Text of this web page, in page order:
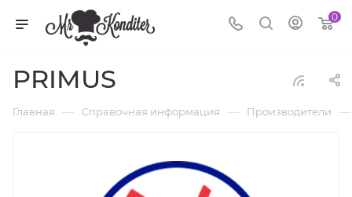
0
PRIMUS
Главная — Справочная информация — Производители —